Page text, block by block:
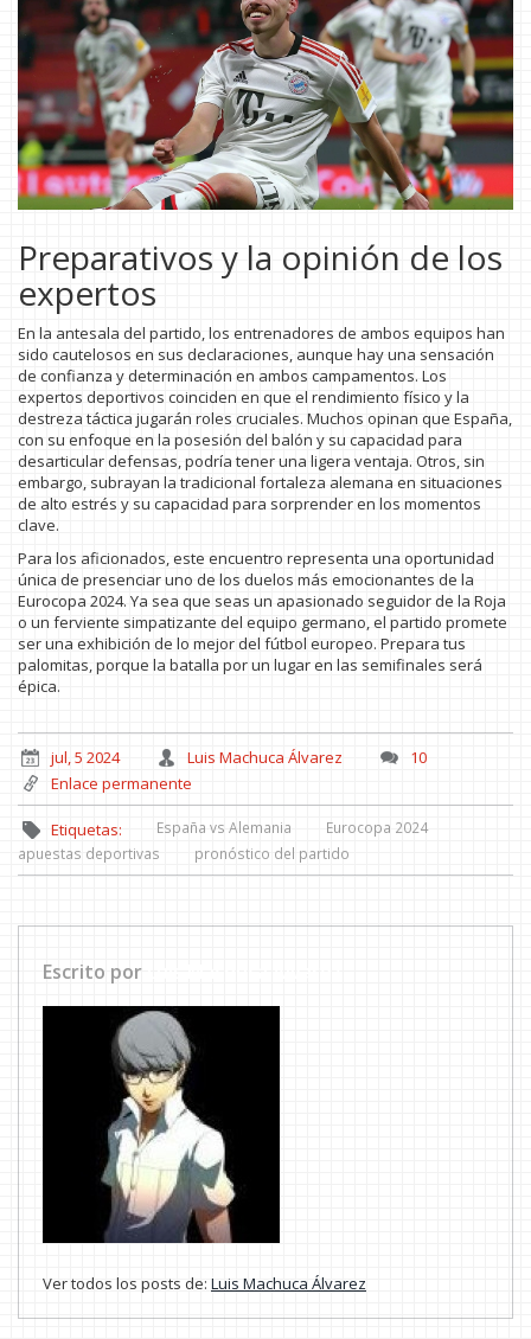
Preparativos y la opinión de los
expertos
En la antesala del partido, los entrenadores de ambos equipos han
sido cautelosos en sus declaraciones, aunque hay una sensación
de confianza y determinación en ambos campamentos. Los
expertos deportivos coinciden en que el rendimiento físico y la
destreza táctica jugarán roles cruciales. Muchos opinan que España,
con su enfoque en la posesión del balón y su capacidad para
desarticular defensas, podría tener una ligera ventaja. Otros, sin
embargo, subrayan la tradicional fortaleza alemana en situaciones
de alto estrés y su capacidad para sorprender en los momentos
clave.
Para los aficionados, este encuentro representa una oportunidad
única de presenciar uno de los duelos más emocionantes de la
Eurocopa 2024. Ya sea que seas un apasionado seguidor de la Roja
o un ferviente simpatizante del equipo germano, el partido promete
ser una exhibición de lo mejor del fútbol europeo. Prepara tus
palomitas, porque la batalla por un lugar en las semifinales será
épica.
jul, 5 2024 Luis Machuca Álvarez
10
Enlace permanente
Etiquetas: España vs Alemania
Eurocopa 2024
apuestas deportivas
pronóstico del partido
Escrito por
Ver todos los posts de: Luis Machuca Álvarez